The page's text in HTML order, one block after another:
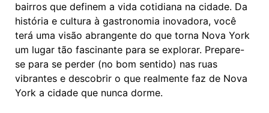
bairros que definem a vida cotidiana na cidade. Da
história e cultura à gastronomia inovadora, você
terá uma visão abrangente do que torna Nova York
um lugar tão fascinante para se explorar. Prepare-
se para se perder (no bom sentido) nas ruas
vibrantes e descobrir o que realmente faz de Nova
York a cidade que nunca dorme.